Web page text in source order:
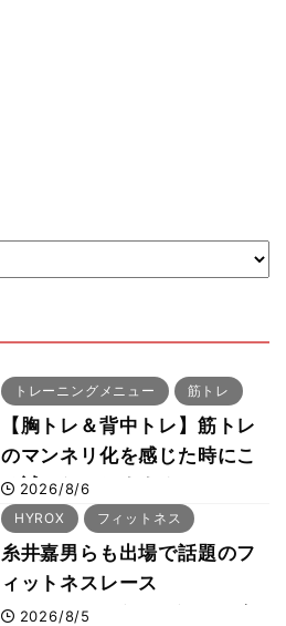
トレーニングメニュー 筋トレ
【胸トレ＆背中トレ】筋トレ
のマンネリ化を感じた時にこ
そ試したいおすすめメニュー
「拮抗筋スーパーセット法」
2026/8/6
HYROX フィットネス
糸井嘉男らも出場で話題のフ
ィットネスレース
HYROX（ハイロックス）が
2026/8/5